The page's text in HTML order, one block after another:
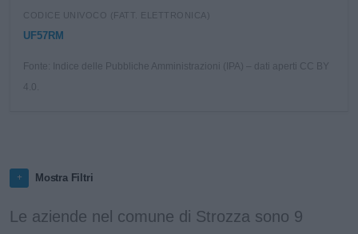
CODICE UNIVOCO (FATT. ELETTRONICA)
UF57RM
Fonte: Indice delle Pubbliche Amministrazioni (IPA) – dati aperti CC BY
Mostra Filtri
Le aziende nel comune di Strozza sono 9